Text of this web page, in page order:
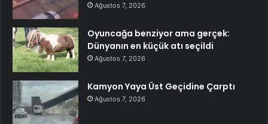
Ağustos 7, 2026
Oyuncağa benziyor ama gerçek:
Dünyanın en küçük atı seçildi
Ağustos 7, 2026
Kamyon Yaya Üst Geçidine Çarptı
Ağustos 7, 2026